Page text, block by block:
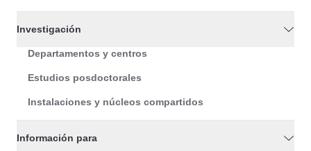
Investigación
Departamentos y centros
Estudios posdoctorales
Instalaciones y núcleos compartidos
Información para